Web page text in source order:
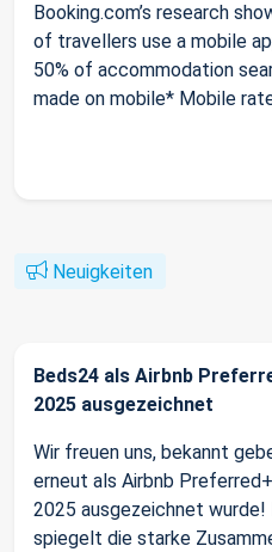
Booking.com’s research
of travellers use a mobile
50% of accommodation
made on mobile* Mobile
Neuigkeiten
Beds24 als Airbnb
2025 ausgezeichnet
Wir freuen uns, bekannt
erneut als Airbnb
2025 ausgezeichnet wurde!
spiegelt die starke